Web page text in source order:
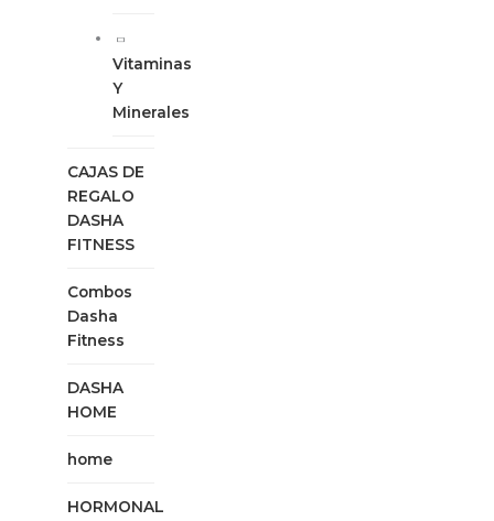
Vitaminas
Y
Minerales
CAJAS DE
REGALO
DASHA
FITNESS
Combos
Dasha
Fitness
DASHA
HOME
home
HORMONAL